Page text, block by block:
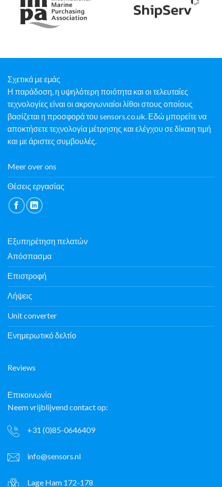
Σχετικά με εμάς
Η παράδοση, η υψηλότερη ποιότητα και οι τελευταίες
τεχνολογίες είναι οι ακρογωνιαίοι λίθοι στους οποίους
βασίζεται η προσφορά του sensors.co.uk. Εδώ μπορείτε να
αποκτήσετε τεχνολογία μέτρησης και ελέγχου σε δίκαιη τιμή
και με άριστες συμβουλές.
Meer over ons
Θέσεις εργασίας
Εξυπηρέτηση πελατών
Απόσπασμα
Επιστροφή
Λήψεις
Unit converter
Ενημερωτικό δελτίο
Reviews
Επικοινωνία
Neem vrijblijvend contact op:
+31 (0)85-0646409
info@sensors.nl
Lage Ham 172-178